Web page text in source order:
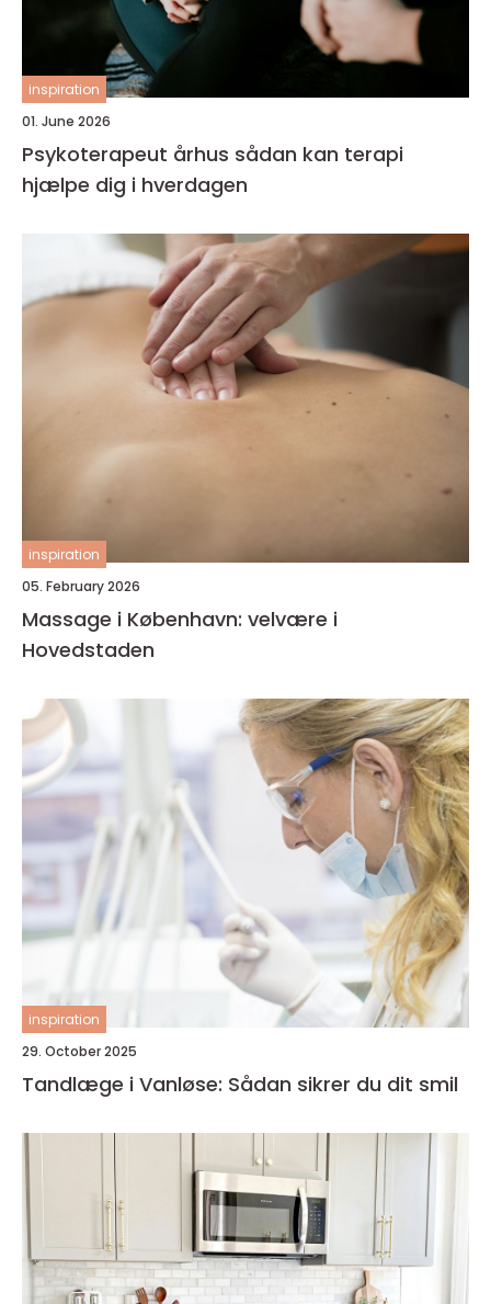
inspiration
01. June 2026
Psykoterapeut århus sådan kan terapi
hjælpe dig i hverdagen
inspiration
05. February 2026
Massage i København: velvære i
Hovedstaden
inspiration
29. October 2025
Tandlæge i Vanløse: Sådan sikrer du dit smil